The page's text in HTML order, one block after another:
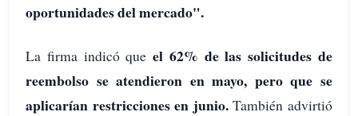
oportunidades del mercado".
La firma indicó queel 62% de las solicitudes de
reembolso se atendieron en mayo, pero que se
aplicarían restricciones en junio.También advirtió